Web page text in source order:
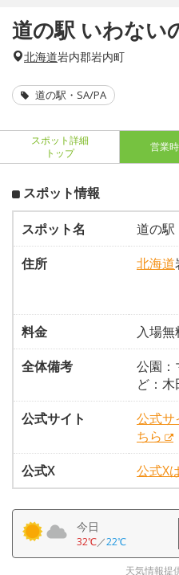
道の駅 いわない
北海道岩内郡岩内町
道の駅・SA/PA
スポット詳細
トップ
営業
スポット情報
スポット名
道の駅
住所
北海道
料金
入場無
全体備考
公園：
ど：
公式サイト
公式サ
ちら
公式X
公式X
今日
32℃／22℃
天気情報提